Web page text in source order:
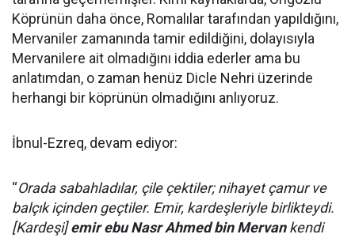
Köprünün daha önce, Romalılar tarafından yapıldığını,
Mervaniler zamanında tamir edildiğini, dolayısıyla
Mervanilere ait olmadığını iddia ederler ama bu
anlatımdan, o zaman henüz Dicle Nehri üzerinde
herhangi bir köprünün olmadığını anlıyoruz.
İbnul-Ezreq, devam ediyor:
“Orada sabahladılar, çile çektiler; nihayet çamur ve
balçık içinden geçtiler. Emir, kardeşleriyle birlikteydi.
[Kardeşi]emir ebu Nasr Ahmed bin Mervankendi